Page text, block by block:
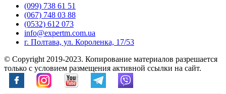
(099) 738 61 51
(067) 748 03 88
(0532) 612 073
info@expertm.com.ua
г. Полтава, ул. Короленка, 17/53
© Copyright 2019-2023. Копирование материалов разрешается
только с условием размещения активной ссылки на сайт.